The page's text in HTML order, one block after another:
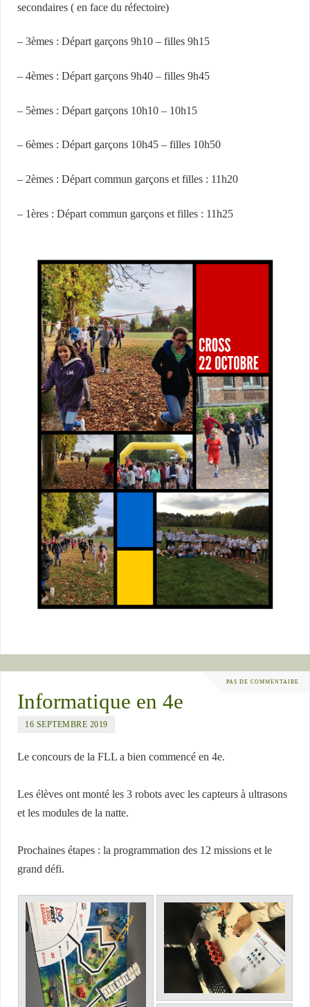
secondaires ( en face du réfectoire)
– 3èmes : Départ garçons 9h10 – filles 9h15
– 4èmes : Départ garçons 9h40 – filles 9h45
– 5èmes : Départ garçons 10h10 – 10h15
– 6èmes : Départ garçons 10h45 – filles 10h50
– 2èmes : Départ commun garçons et filles : 11h20
– 1ères : Départ commun garçons et filles : 11h25
PAS DE COMMENTAIRE
Informatique en 4e
16 SEPTEMBRE 2019
Le concours de la FLL a bien commencé en 4e.
Les élèves ont monté les 3 robots avec les capteurs à ultrasons
et les modules de la natte.
Prochaines étapes : la programmation des 12 missions et le
grand défi.